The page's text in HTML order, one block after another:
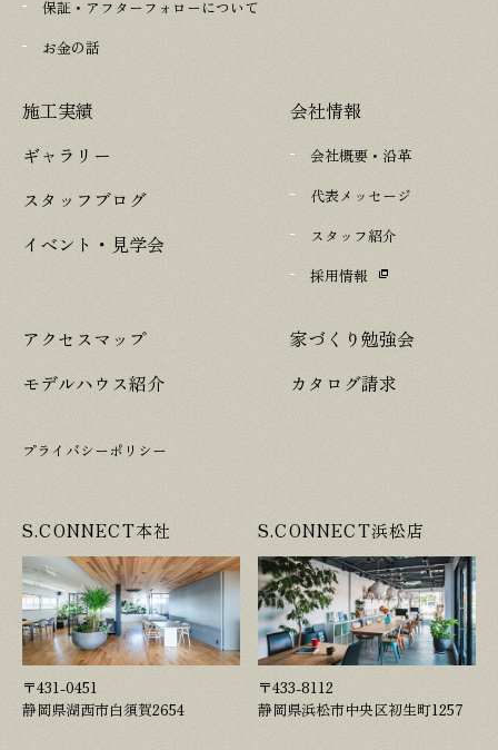
保証・アフターフォローについて
お金の話
施工実績
ギャラリー
スタッフブログ
イベント・見学会
会社情報
会社概要・沿革
代表メッセージ
スタッフ紹介
採用情報
アクセスマップ
モデルハウス紹介
家づくり勉強会
カタログ請求
プライバシーポリシー
S.CONNECT本社
〒431-0451
静岡県湖西市白須賀2654
S.CONNECT浜松店
〒433-8112
静岡県浜松市中央区初生町1257